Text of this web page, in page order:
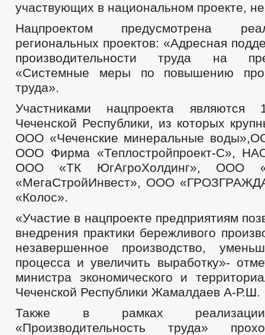
участвующих в национальном проекте,
Нацпроектом предусмотрена
региональных проектов: «Адресная
производительности труда на
«Системные меры по повышению
труда».
Участниками нацпроекта являются
Чеченской Республики, из которых
ООО «Чеченские минеральные
ООО Фирма «Теплостройпроект-С»,
ООО «ТК ЮгАгроХолдинг», ООО
«МегаСтройИнвест», ООО
«Колос».
«Участие в нацпроекте предприятиям
внедрения практики бережливого
незавершенное производство,
процесса и увеличить выработку»-
министра экономического и
Чеченской Республики Жамалдаев А-Р.Ш.
Также в рамках реализации
«Производительность труда»